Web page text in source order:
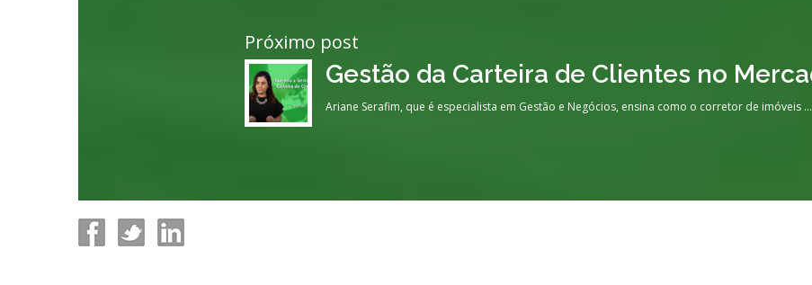
Próximo post
Ariane Serafim, que é especialista em Gestão e Negócios, ensina como o corretor de imóveis ...